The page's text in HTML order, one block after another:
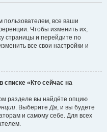
пользователем, все ваши
Чтобы изменить их,
страницы и перейдите по
все свои настройки и
списке «Кто сейчас на
разделе вы найдёте опцию
. ВыберитеДа, и вы будете
и самому себе. Для всех